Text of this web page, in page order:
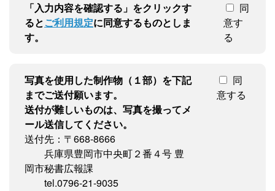
「入力内容を確認する」をクリックす
るとご利用規定に同意するものとしま
す。
同
意す
る
写真を使用した制作物（１部）を下記
までご送付願います。
送付が難しいものは、写真を撮ってメ
ール送信してください。
送付先：〒668-8666
兵庫県豊岡市中央町２番４号 豊
岡市秘書広報課
tel.0796-21-9035
同
意する